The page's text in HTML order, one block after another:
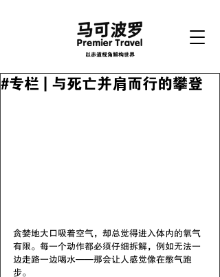
以赤道视角解构世界
#专栏 | 与死亡并肩而行的攀登
贪婪地大口吸着空气，却总觉得进入体内的氧气
有限。每一个动作都必须仔细拆解，例如无法一
边走路一边喝水——那会让人感觉像在憋气跑
步。